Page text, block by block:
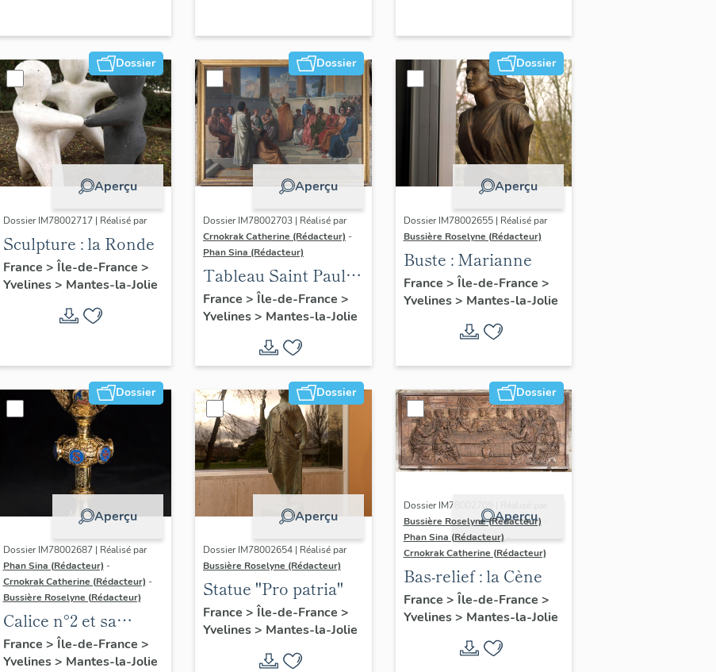
Dossier
Aperçu
Dossier IM78002717 | Réalisé par
Sculpture : la Ronde
France > Île-de-France >
Yvelines> Mantes-la-Jolie
Dossier
Aperçu
Dossier IM78002703 | Réalisé par
Crnokrak Catherine (Rédacteur) -
Phan Sina (Rédacteur)
Tableau Saint Paul à
Athènes
France > Île-de-France >
Yvelines> Mantes-la-Jolie
Dossier
Aperçu
Dossier IM78002655 | Réalisé par
Bussière Roselyne (Rédacteur)
Buste : Marianne
France > Île-de-France >
Yvelines> Mantes-la-Jolie
Dossier
Aperçu
Dossier IM78002687 | Réalisé par
Phan Sina (Rédacteur) -
Crnokrak Catherine (Rédacteur) -
Bussière Roselyne (Rédacteur)
Calice n°2 et sa
patène
France > Île-de-France >
Yvelines> Mantes-la-Jolie
Dossier
Aperçu
Dossier IM78002654 | Réalisé par
Bussière Roselyne (Rédacteur)
Statue "Pro patria"
France > Île-de-France >
Yvelines> Mantes-la-Jolie
Dossier
Aperçu
Dossier IM78002709 | Réalisé par
Bussière Roselyne (Rédacteur)
Phan Sina (Rédacteur)
Crnokrak Catherine (Rédacteur)
Bas-relief : la Cène
France > Île-de-France >
Yvelines> Mantes-la-Jolie